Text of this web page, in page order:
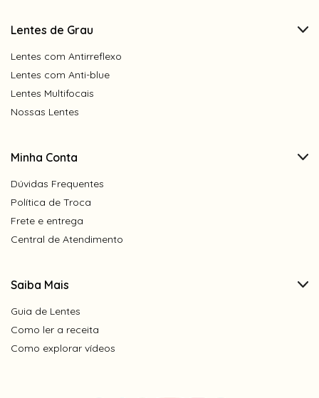
Lentes de Grau
Lentes com Antirreflexo
Lentes com Anti-blue
Lentes Multifocais
Nossas Lentes
Minha Conta
Dúvidas Frequentes
Política de Troca
Frete e entrega
Central de Atendimento
Saiba Mais
Guia de Lentes
Como ler a receita
Como explorar vídeos